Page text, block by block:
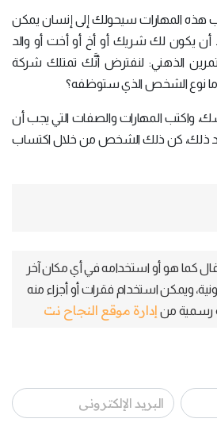
هذه المهارات سيحولك إلى إنسان يمكن
أن يكون لك شريك أو أخ أو أخت أو والد
الذهني: لنفترض أنَّك تمتلك شركة
ما نوع الشخص الذي ستوظفه؟
واكتب المهارات والصفات التي يجب أن
ذلك، كن ذلك الشخص من خلال اكتساب
كما هو أو استخدامه في أي مكان آخر
ويمكن استخدام فقرات أو أجزاء منه
رسمية من إدارة موقع النجاح نت